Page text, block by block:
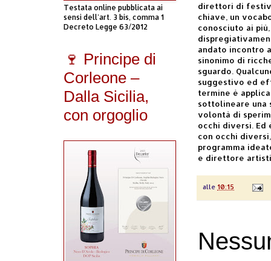
direttori di
chiave, un
conosciuto ai
andato incontro
sinonimo di
sguardo.
suggestivo ed
termine è
sottolineare una
volontà di
occhi diversi.
con occhi
programma
e direttore
alle 10:15
Testata online pubblicata ai
sensi dell'art. 3 bis, comma 1
Decreto Legge 63/2012
🍷 Principe di
Corleone –
Dalla Sicilia,
con orgoglio